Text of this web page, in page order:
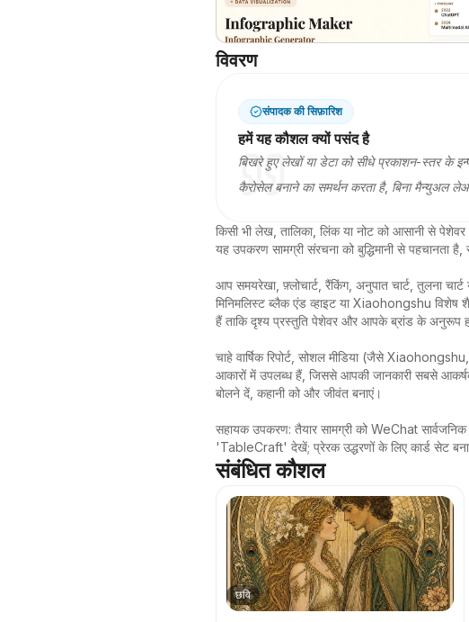
विवरण
संपादक की सिफ़ारिश
हमें यह कौशल क्यों पसंद है
बिखरे हुए लेखों या डेटा को सीधे प्रकाशन-स्तर के
कैरोसेल बनाने का समर्थन करता है, बिना मैन्युअल
किसी भी लेख, तालिका, लिंक या नोट को आसानी से
यह उपकरण सामग्री संरचना को बुद्धिमानी से पहचानता
आप समयरेखा, फ़्लोचार्ट, रैंकिंग, अनुपात चार्ट, तुलना
मिनिमलिस्ट ब्लैक एंड व्हाइट या Xiaohongshu विशेष
हैं ताकि दृश्य प्रस्तुति पेशेवर और आपके ब्रांड के अनुरूप
चाहे वार्षिक रिपोर्ट, सोशल मीडिया (जैसे
आकारों में उपलब्ध हैं, जिससे आपकी जानकारी सबसे
बोलने दें, कहानी को और जीवंत बनाएं।
सहायक उपकरण: तैयार सामग्री को WeChat
'TableCraft' देखें; प्रेरक उद्धरणों के लिए कार्ड सेट
संबंधित कौशल
छवि